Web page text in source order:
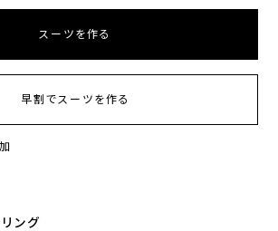
スーツを作る
早割でスーツを作る
ング